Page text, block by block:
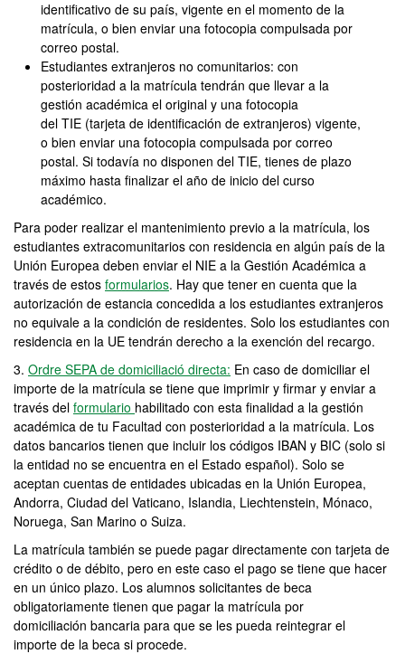
identificativo de su país, vigente en el momento de la
matrícula, o bien enviar una fotocopia compulsada por
correo postal.
Estudiantes extranjeros no comunitarios: con
posterioridad a la matrícula tendrán que llevar a la
gestión académica el original y una fotocopia
del TIE (tarjeta de identificación de extranjeros) vigente,
o bien enviar una fotocopia compulsada por correo
postal. Si todavía no disponen del TIE, tienes de plazo
máximo hasta finalizar el año de inicio del curso
académico.
Para poder realizar el mantenimiento previo a la matrícula, los
estudiantes extracomunitarios con residencia en algún país de la
Unión Europea deben enviar el NIE a la Gestión Académica a
través de estos formularios. Hay que tener en cuenta que la
autorización de estancia concedida a los estudiantes extranjeros
no equivale a la condición de residentes. Solo los estudiantes con
residencia en la UE tendrán derecho a la exención del recargo.
3. Ordre SEPA de domiciliació directa: En caso de domiciliar el
importe de la matrícula se tiene que imprimir y firmar y enviar a
través del formulario habilitado con esta finalidad a la gestión
académica de tu Facultad con posterioridad a la matrícula. Los
datos bancarios tienen que incluir los códigos IBAN y BIC (solo si
la entidad no se encuentra en el Estado español). Solo se
aceptan cuentas de entidades ubicadas en la Unión Europea,
Andorra, Ciudad del Vaticano, Islandia, Liechtenstein, Mónaco,
Noruega, San Marino o Suiza.
La matrícula también se puede pagar directamente con tarjeta de
crédito o de débito, pero en este caso el pago se tiene que hacer
en un único plazo. Los alumnos solicitantes de beca
obligatoriamente tienen que pagar la matrícula por
domiciliación bancaria para que se les pueda reintegrar el
importe de la beca si procede.